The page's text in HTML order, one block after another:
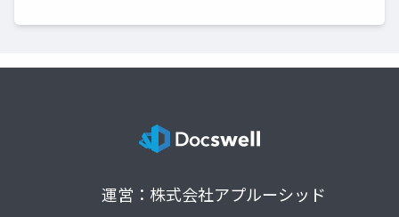
運営：株式会社アプルーシッド